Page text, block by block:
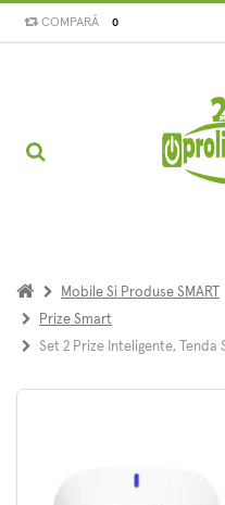
COMPARĂ 0
Mobile Si Produse SMART
Prize Smart
Set 2 Prize Inteligente, Tenda